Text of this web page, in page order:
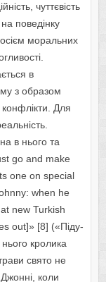
чуттєвість
поведінку
моральних
в
з образом
конфлікти. Для
в нього та
go and make
one on special
when he
new Turkish
out]» [8] («Піду-
кролика
свято не
коли